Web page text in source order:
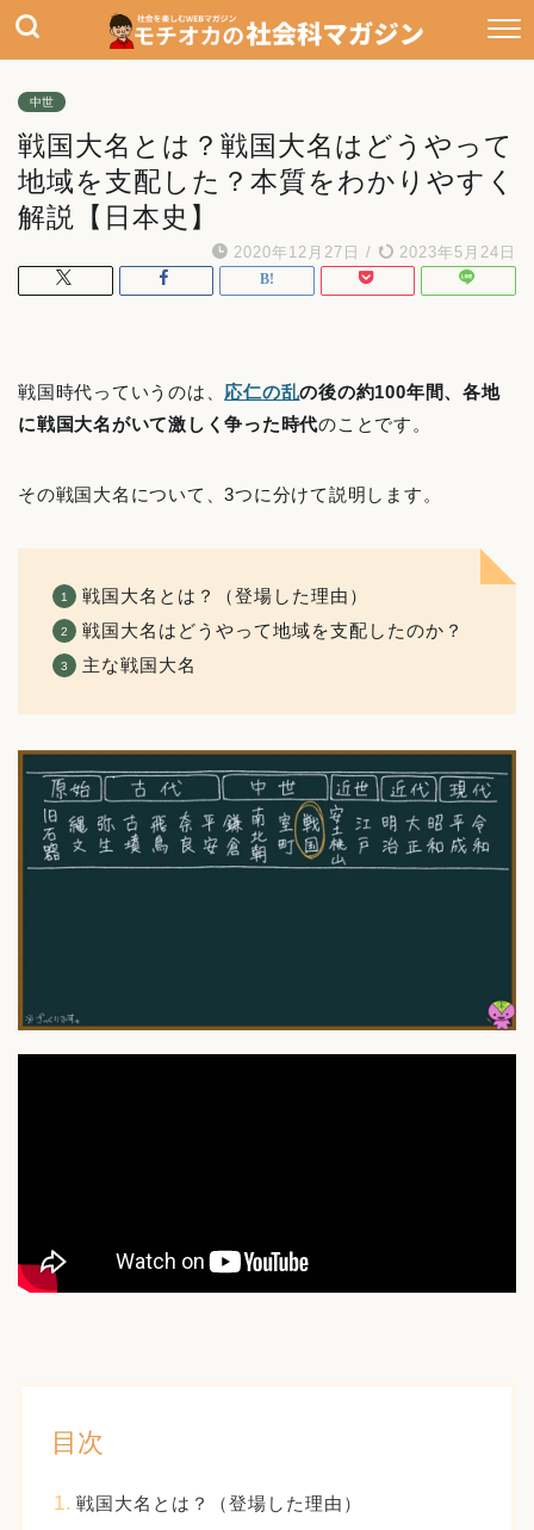
中世
戦国大名とは？戦国大名はどうやって
地域を支配した？本質をわかりやすく
解説【日本史】
2020年12月27日 / 2023年5月24日
戦国時代っていうのは、 応仁の乱の後の約100年間、各地
に戦国大名がいて激しく争った時代のことです。
その戦国大名について、3つに分けて説明します。
戦国大名とは？（登場した理由）
戦国大名はどうやって地域を支配したのか？
主な戦国大名
目次
戦国大名とは？（登場した理由）